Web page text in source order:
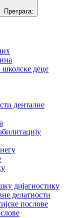
Претрага:
школске деце
денталне
дијагностику
делатности
послове